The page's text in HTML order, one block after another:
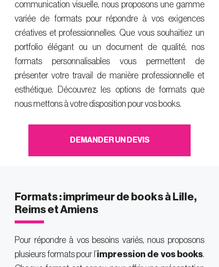
communication visuelle, nous proposons une gamme
variée de formats pour répondre à vos exigences
créatives et professionnelles. Que vous souhaitiez un
portfolio élégant ou un document de qualité, nos
formats personnalisables vous permettent de
présenter votre travail de manière professionnelle et
esthétique. Découvrez les options de formats que
nous mettons à votre disposition pour vos books.
DEMANDER UN DEVIS
Formats : imprimeur de books à Lille,
Reims et Amiens
Pour répondre à vos besoins variés, nous proposons
plusieurs formats pour l’impression de vos books.